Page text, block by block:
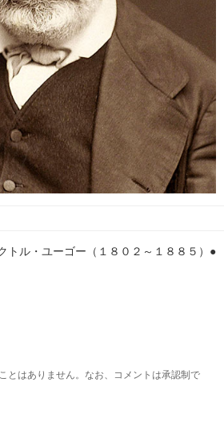
トル・ユーゴー（１８０２～１８８５）●
とはありません。なお、コメントは承認制で